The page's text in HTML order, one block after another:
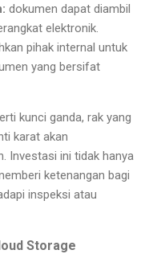
dokumen dapat diambil
elektronik.
pihak internal untuk
yang bersifat
kunci ganda, rak yang
karat akan
Investasi ini tidak hanya
ketenangan bagi
inspeksi atau
Storage